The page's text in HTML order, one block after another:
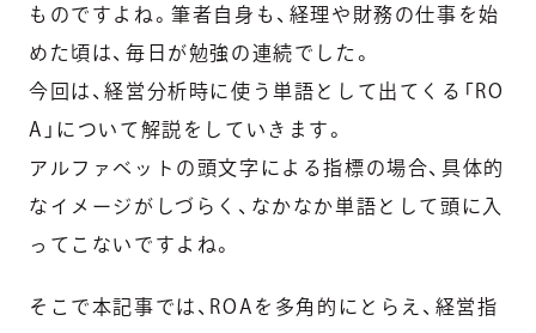
ものですよね。筆者自身も、経理や財務の仕事を始
めた頃は、毎日が勉強の連続でした。
今回は、経営分析時に使う単語として出てくる「RO
A」について解説をしていきます。
アルファベットの頭文字による指標の場合、具体的
なイメージがしづらく、なかなか単語として頭に入
ってこないですよね。
そこで本記事では、ROAを多角的にとらえ、経営指